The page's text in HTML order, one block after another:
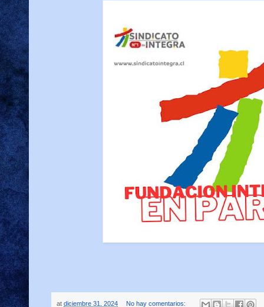
atdiciembre 31, 2024 No hay comentarios: